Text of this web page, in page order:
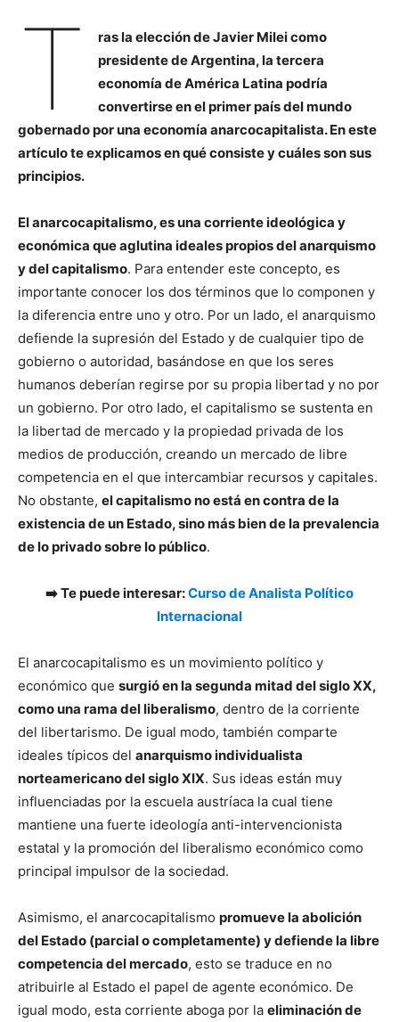
T
ras la elección de Javier Milei como
presidente de Argentina, la tercera
economía de América Latina podría
convertirse en el primer país del mundo
gobernado por una economía anarcocapitalista. En este
artículo te explicamos en qué consiste y cuáles son sus
principios.
El anarcocapitalismo, es una corriente ideológica y
económica que aglutina ideales propios del anarquismo
y del capitalismo. Para entender este concepto, es
importante conocer los dos términos que lo componen y
la diferencia entre uno y otro. Por un lado, el anarquismo
defiende la supresión del Estado y de cualquier tipo de
gobierno o autoridad, basándose en que los seres
humanos deberían regirse por su propia libertad y no por
un gobierno. Por otro lado, el capitalismo se sustenta en
la libertad de mercado y la propiedad privada de los
medios de producción, creando un mercado de libre
competencia en el que intercambiar recursos y capitales.
No obstante, el capitalismo no está en contra de la
existencia de un Estado, sino más bien de la prevalencia
de lo privado sobre lo público.
➡️ Te puede interesar:Curso de Analista Político
Internacional
El anarcocapitalismo es un movimiento político y
económico que surgió en la segunda mitad del siglo XX,
como una rama del liberalismo, dentro de la corriente
del libertarismo. De igual modo, también comparte
ideales típicos del anarquismo individualista
norteamericano del siglo XIX. Sus ideas están muy
influenciadas por la escuela austríaca la cual tiene
mantiene una fuerte ideología anti-intervencionista
estatal y la promoción del liberalismo económico como
principal impulsor de la sociedad.
Asimismo, el anarcocapitalismo promueve la abolición
del Estado (parcial o completamente) y defiende la libre
competencia del mercado, esto se traduce en no
atribuirle al Estado el papel de agente económico. De
igual modo, esta corriente aboga por la eliminación de